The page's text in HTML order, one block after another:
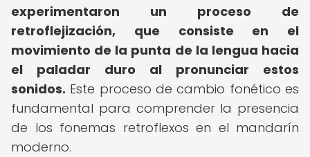
experimentaron un proceso de
retroflejización, que consiste en el
movimiento de la punta de la lengua hacia
el paladar duro al pronunciar estos
sonidos. Este proceso de cambio fonético es
fundamental para comprender la presencia
de los fonemas retroflexos en el mandarín
moderno.